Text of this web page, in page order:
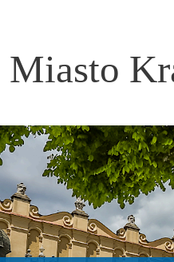
Miasto